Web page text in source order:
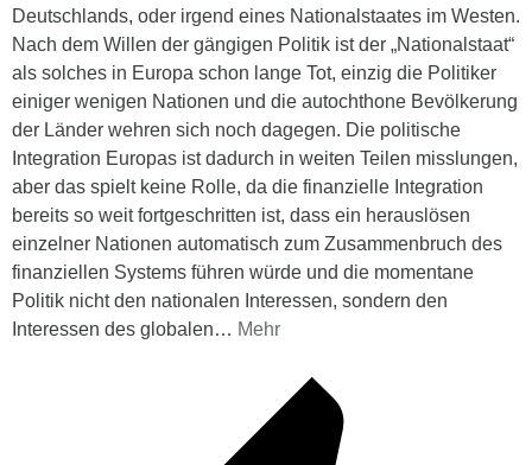
Deutschlands, oder irgend eines Nationalstaates im Westen.
Nach dem Willen der gängigen Politik ist der „Nationalstaat“
als solches in Europa schon lange Tot, einzig die Politiker
einiger wenigen Nationen und die autochthone Bevölkerung
der Länder wehren sich noch dagegen. Die politische
Integration Europas ist dadurch in weiten Teilen misslungen,
aber das spielt keine Rolle, da die finanzielle Integration
bereits so weit fortgeschritten ist, dass ein herauslösen
einzelner Nationen automatisch zum Zusammenbruch des
finanziellen Systems führen würde und die momentane
Politik nicht den nationalen Interessen, sondern den
Interessen des globalen… Mehr